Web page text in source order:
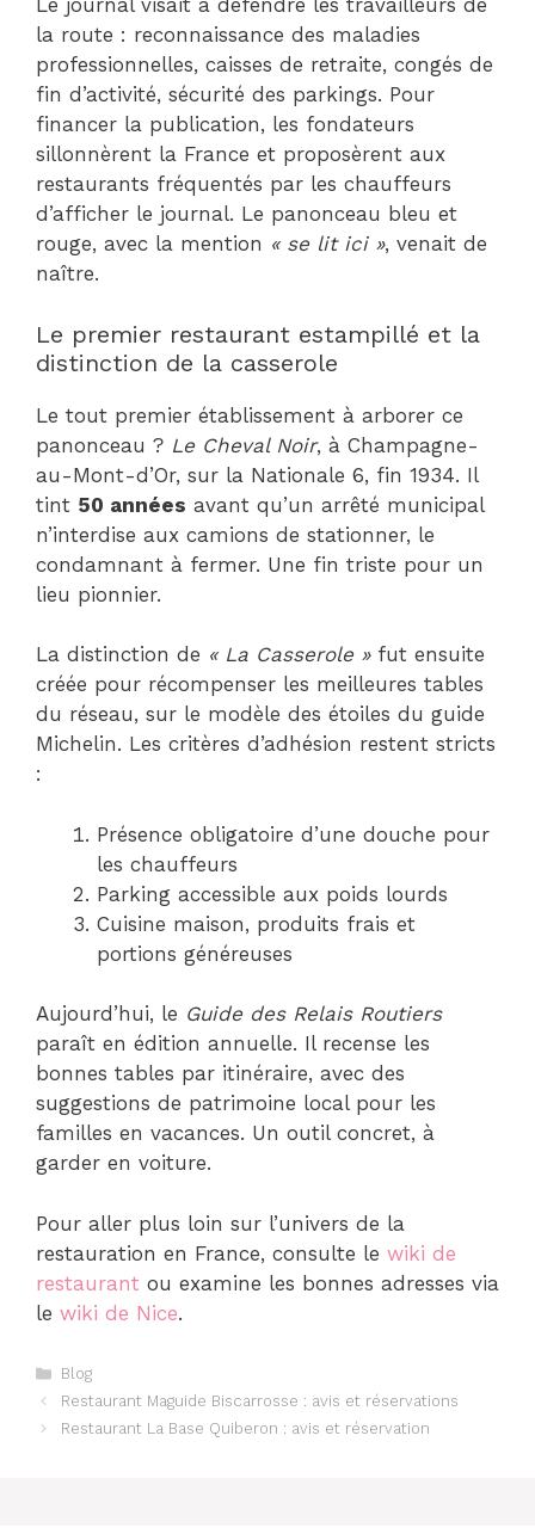
Le journal visait à défendre les travailleurs de
la route : reconnaissance des maladies
professionnelles, caisses de retraite, congés de
fin d’activité, sécurité des parkings. Pour
financer la publication, les fondateurs
sillonnèrent la France et proposèrent aux
restaurants fréquentés par les chauffeurs
d’afficher le journal. Le panonceau bleu et
rouge, avec la mention « se lit ici », venait de
naître.
Le premier restaurant estampillé et la
distinction de la casserole
Le tout premier établissement à arborer ce
panonceau ? Le Cheval Noir, à Champagne-
au-Mont-d’Or, sur la Nationale 6, fin 1934. Il
tint 50 années avant qu’un arrêté municipal
n’interdise aux camions de stationner, le
condamnant à fermer. Une fin triste pour un
lieu pionnier.
La distinction de « La Casserole »fut ensuite
créée pour récompenser les meilleures tables
du réseau, sur le modèle des étoiles du guide
Michelin. Les critères d’adhésion restent stricts
:
Présence obligatoire d’une douche pour
les chauffeurs
Parking accessible aux poids lourds
Cuisine maison, produits frais et
portions généreuses
Aujourd’hui, le Guide des Relais Routiers
paraît en édition annuelle. Il recense les
bonnes tables par itinéraire, avec des
suggestions de patrimoine local pour les
familles en vacances. Un outil concret, à
garder en voiture.
Pour aller plus loin sur l’univers de la
restauration en France, consulte le wiki de
restaurant ou examine les bonnes adresses via
le wiki de Nice.
Catégories
Blog
Restaurant Maguide Biscarrosse : avis et réservations
Restaurant La Base Quiberon : avis et réservation